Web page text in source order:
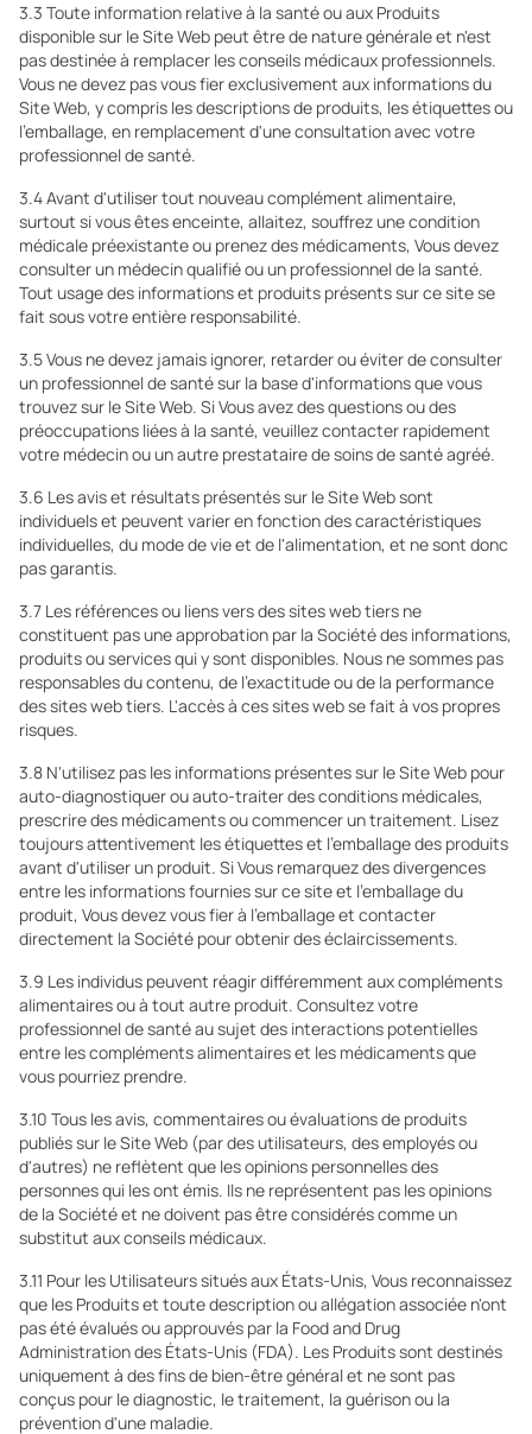
3.3 Toute information relative à la santé ou aux Produits
disponible sur le Site Web peut être de nature générale et n'est
pas destinée à remplacer les conseils médicaux professionnels.
Vous ne devez pas vous fier exclusivement aux informations du
Site Web, y compris les descriptions de produits, les étiquettes ou
l'emballage, en remplacement d'une consultation avec votre
professionnel de santé.
3.4 Avant d'utiliser tout nouveau complément alimentaire,
surtout si vous êtes enceinte, allaitez, souffrez une condition
médicale préexistante ou prenez des médicaments, Vous devez
consulter un médecin qualifié ou un professionnel de la santé.
Tout usage des informations et produits présents sur ce site se
fait sous votre entière responsabilité.
3.5 Vous ne devez jamais ignorer, retarder ou éviter de consulter
un professionnel de santé sur la base d'informations que vous
trouvez sur le Site Web. Si Vous avez des questions ou des
préoccupations liées à la santé, veuillez contacter rapidement
votre médecin ou un autre prestataire de soins de santé agréé.
3.6 Les avis et résultats présentés sur le Site Web sont
individuels et peuvent varier en fonction des caractéristiques
individuelles, du mode de vie et de l'alimentation, et ne sont donc
pas garantis.
3.7 Les références ou liens vers des sites web tiers ne
constituent pas une approbation par la Société des informations,
produits ou services qui y sont disponibles. Nous ne sommes pas
responsables du contenu, de l'exactitude ou de la performance
des sites web tiers. L'accès à ces sites web se fait à vos propres
risques.
3.8 N'utilisez pas les informations présentes sur le Site Web pour
auto-diagnostiquer ou auto-traiter des conditions médicales,
prescrire des médicaments ou commencer un traitement. Lisez
toujours attentivement les étiquettes et l'emballage des produits
avant d'utiliser un produit. Si Vous remarquez des divergences
entre les informations fournies sur ce site et l'emballage du
produit, Vous devez vous fier à l'emballage et contacter
directement la Société pour obtenir des éclaircissements.
3.9 Les individus peuvent réagir différemment aux compléments
alimentaires ou à tout autre produit. Consultez votre
professionnel de santé au sujet des interactions potentielles
entre les compléments alimentaires et les médicaments que
vous pourriez prendre.
3.10 Tous les avis, commentaires ou évaluations de produits
publiés sur le Site Web (par des utilisateurs, des employés ou
d'autres) ne reflètent que les opinions personnelles des
personnes qui les ont émis. Ils ne représentent pas les opinions
de la Société et ne doivent pas être considérés comme un
substitut aux conseils médicaux.
3.11 Pour les Utilisateurs situés aux États-Unis, Vous reconnaissez
que les Produits et toute description ou allégation associée n'ont
pas été évalués ou approuvés par la Food and Drug
Administration des États-Unis (FDA). Les Produits sont destinés
uniquement à des fins de bien-être général et ne sont pas
conçus pour le diagnostic, le traitement, la guérison ou la
prévention d'une maladie.